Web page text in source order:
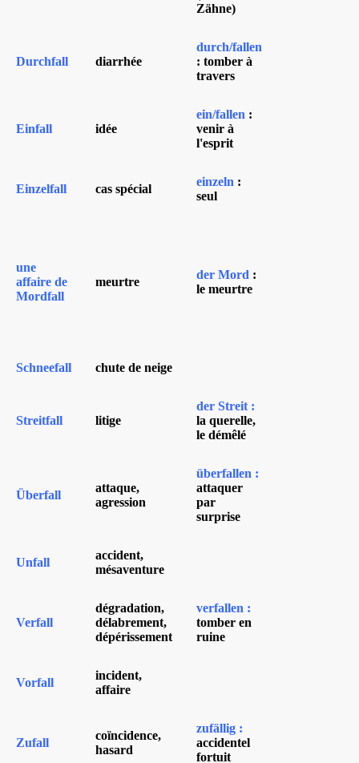
Zähne)
Durchfall diarrhée
durch/fallen
: tomber à
travers
Einfall idée
ein/fallen :
venir à
l'esprit
Einzelfall cas spécial
einzeln :
seul
une
affaire de
Mordfall
meurtre
der Mord :
le meurtre
Schneefall chute de neige
Streitfall litige
der Streit :
la querelle,
le démêlé
Überfall
attaque,
agression
überfallen :
attaquer
par
surprise
Unfall
accident,
mésaventure
Verfall
dégradation,
délabrement,
dépérissement
verfallen :
tomber en
ruine
Vorfall
incident,
affaire
Zufall
coïncidence,
hasard
zufällig :
accidentel
fortuit